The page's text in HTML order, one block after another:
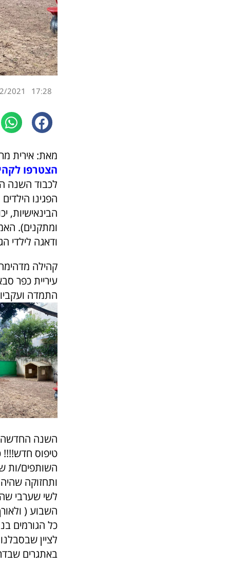
17:28
2021
מאת: אירית
הצטרפו
לכבוד השנה
הפגינו
הבינאישיות,
ומתקנים).
ודאגה לילדי
קהילה
עיריית כפר
התמדה
השנה החדשה
טיפוס חדש!!!!
השותפים/ות
ותחזוקה
לשי שערבי
השבוע (
כל הגורמים
לציין
באתגרים